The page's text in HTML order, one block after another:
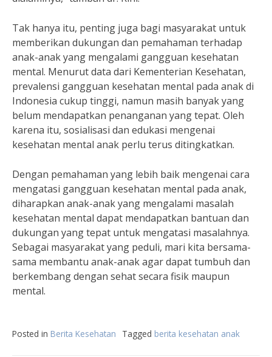
Tak hanya itu, penting juga bagi masyarakat untuk
memberikan dukungan dan pemahaman terhadap
anak-anak yang mengalami gangguan kesehatan
mental. Menurut data dari Kementerian Kesehatan,
prevalensi gangguan kesehatan mental pada anak di
Indonesia cukup tinggi, namun masih banyak yang
belum mendapatkan penanganan yang tepat. Oleh
karena itu, sosialisasi dan edukasi mengenai
kesehatan mental anak perlu terus ditingkatkan.
Dengan pemahaman yang lebih baik mengenai cara
mengatasi gangguan kesehatan mental pada anak,
diharapkan anak-anak yang mengalami masalah
kesehatan mental dapat mendapatkan bantuan dan
dukungan yang tepat untuk mengatasi masalahnya.
Sebagai masyarakat yang peduli, mari kita bersama-
sama membantu anak-anak agar dapat tumbuh dan
berkembang dengan sehat secara fisik maupun
mental.
Posted in Berita Kesehatan Tagged berita kesehatan anak